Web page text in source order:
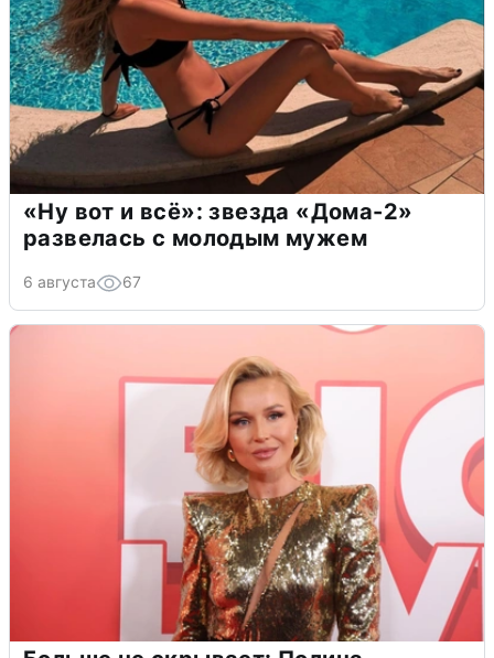
«Ну вот и всё»: звезда «Дома-2»
развелась с молодым мужем
6 августа 67